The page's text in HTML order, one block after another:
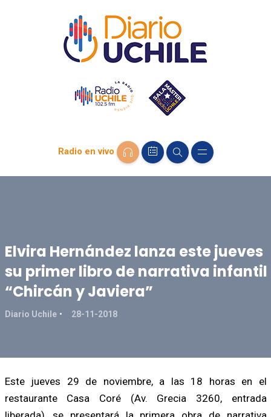
Radio en vivo
Elvira Hernández lanza este jueves
su primer libro de narrativa infantil
“Chircán y Javiera”
Diario Uchile 28-11-2018
Este jueves 29 de noviembre, a las 18 horas en el
restaurante Casa Coré (Av. Grecia 3260, entrada